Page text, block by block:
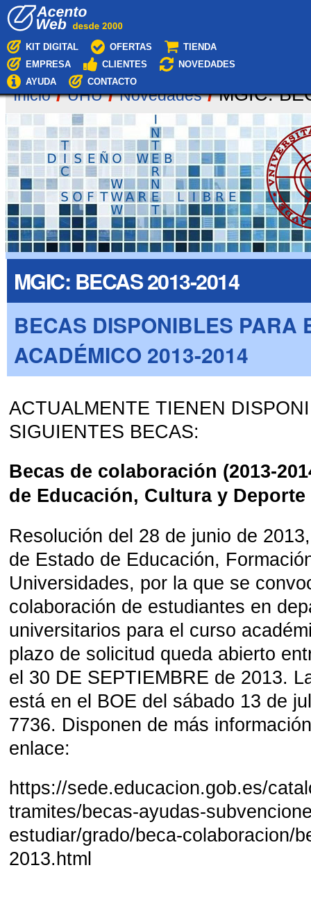
KIT DIGITAL OFERTAS
TIENDA
EMPRESA
CLIENTES
NOVEDADES
AYUDA
CONTACTO
Inicio /UHU /Novedades /MGIC:
MGIC: BECAS 2013-2014
BECAS DISPONIBLES PARA
ACADÉMICO 2013-2014
ACTUALMENTE TIENEN
SIGUIENTES BECAS:
Becas de colaboración (2013-
de Educación, Cultura y Deporte
Resolución del 28 de junio de
de Estado de Educación,
Universidades, por la que se
colaboración de estudiantes en
universitarios para el curso
plazo de solicitud queda abierto
el 30 DE SEPTIEMBRE de 2013.
está en el BOE del sábado 13 de
7736. Disponen de más
enlace:
https://sede.educacion.gob.es/
tramites/becas-ayudas-
estudiar/grado/beca-colaboracion/
2013.html